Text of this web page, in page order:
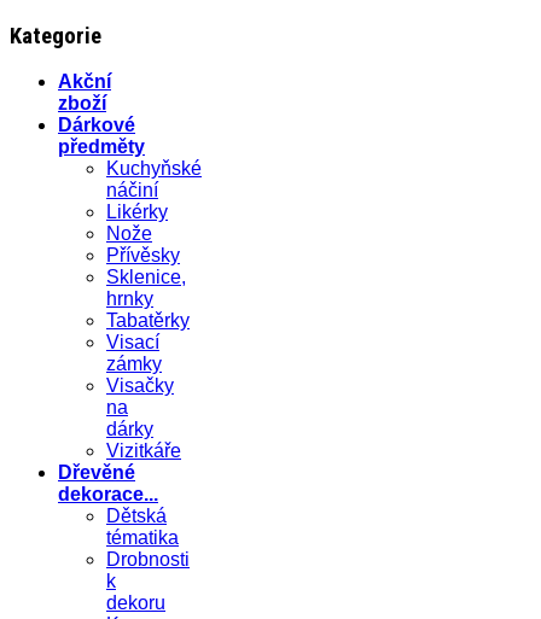
Kategorie
Akční
zboží
Dárkové
předměty
Kuchyňské
náčiní
Likérky
Nože
Přívěsky
Sklenice,
hrnky
Tabatěrky
Visací
zámky
Visačky
na
dárky
Vizitkáře
Dřevěné
dekorace...
Dětská
tématika
Drobnosti
k
dekoru